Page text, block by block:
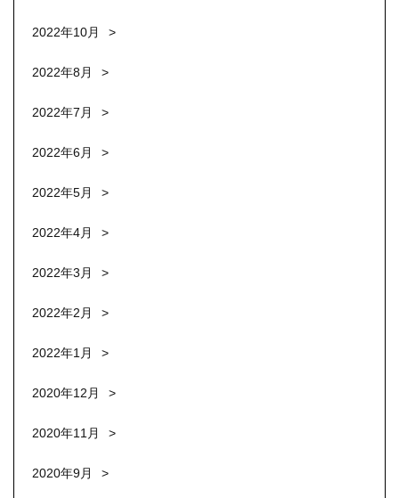
2022年10月
2022年8月
2022年7月
2022年6月
2022年5月
2022年4月
2022年3月
2022年2月
2022年1月
2020年12月
2020年11月
2020年9月